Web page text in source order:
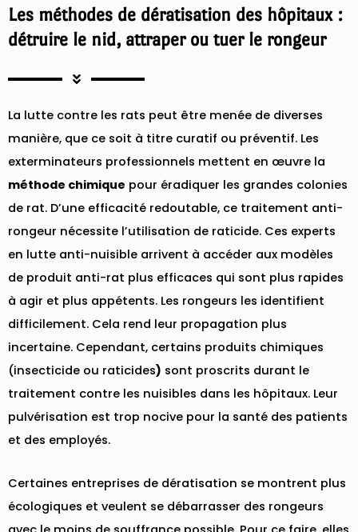
Les méthodes de dératisation des hôpitaux :
détruire le nid, attraper ou tuer le rongeur
La lutte contre les rats peut être menée de diverses
manière, que ce soit à titre curatif ou préventif. Les
exterminateurs professionnels mettent en œuvre la
méthode chimique pour éradiquer les grandes colonies
de rat. D’une efficacité redoutable, ce traitement anti-
rongeur nécessite l’utilisation de raticide. Ces experts
en lutte anti-nuisible arrivent à accéder aux modèles
de produit anti-rat plus efficaces qui sont plus rapides
à agir et plus appétents. Les rongeurs les identifient
difficilement. Cela rend leur propagation plus
incertaine. Cependant, certains produits chimiques
(insecticide ou raticides) sont proscrits durant le
traitement contre les nuisibles dans les hôpitaux. Leur
pulvérisation est trop nocive pour la santé des patients
et des employés.
Certaines entreprises de dératisation se montrent plus
écologiques et veulent se débarrasser des rongeurs